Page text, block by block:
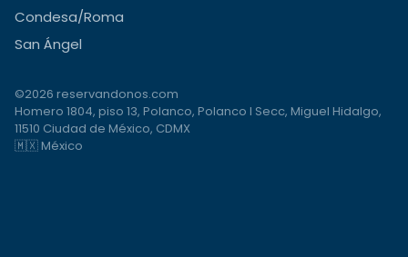
Condesa/Roma
San Ángel
©2026 reservandonos.com
Homero 1804, piso 13, Polanco, Polanco I Secc, Miguel Hidalgo,
11510 Ciudad de México, CDMX
🇲🇽 México